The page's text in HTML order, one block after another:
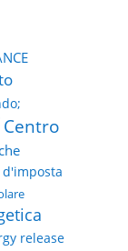
Centro
release